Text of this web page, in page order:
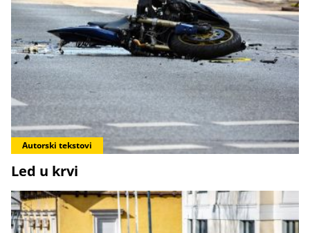
Autorski tekstovi
Led u krvi